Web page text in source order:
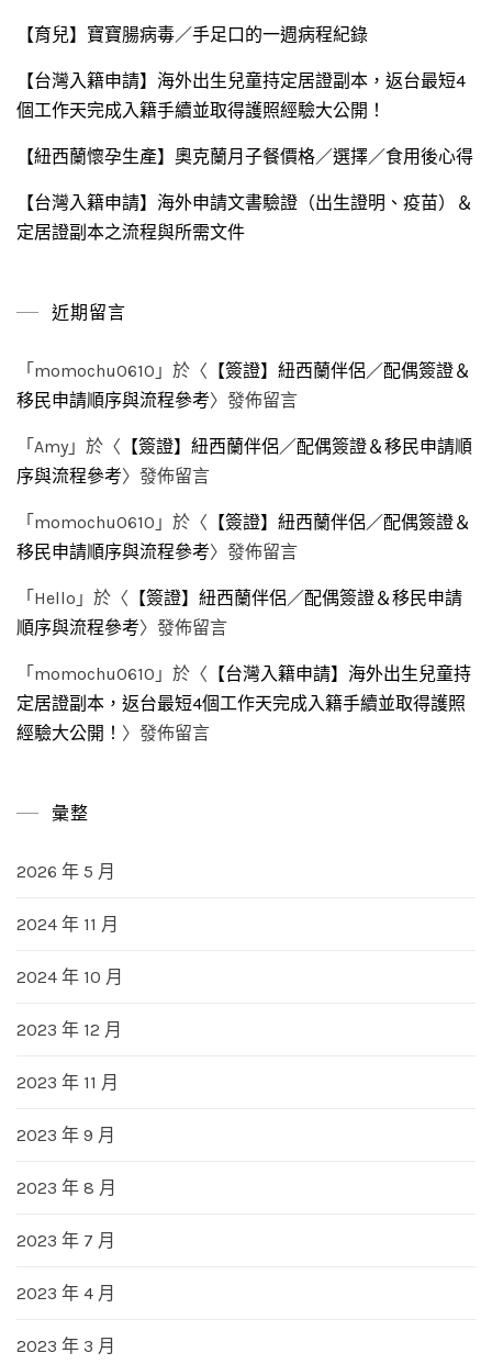
【育兒】寶寶腸病毒／手足口的一週病程紀錄
【台灣入籍申請】海外出生兒童持定居證副本，返台最短4
個工作天完成入籍手續並取得護照經驗大公開！
【紐西蘭懷孕生產】奧克蘭月子餐價格／選擇／食用後心得
【台灣入籍申請】海外申請文書驗證（出生證明、疫苗）＆
定居證副本之流程與所需文件
近期留言
「 momochu0610 」於〈 【簽證】紐西蘭伴侶／配偶簽證＆
移民申請順序與流程參考〉發佈留言
「 Amy 」於〈 【簽證】紐西蘭伴侶／配偶簽證＆移民申請順
序與流程參考〉發佈留言
「 momochu0610 」於〈 【簽證】紐西蘭伴侶／配偶簽證＆
移民申請順序與流程參考〉發佈留言
「 Hello 」於〈 【簽證】紐西蘭伴侶／配偶簽證＆移民申請
順序與流程參考〉發佈留言
「 momochu0610 」於〈 【台灣入籍申請】海外出生兒童持
定居證副本，返台最短4個工作天完成入籍手續並取得護照
經驗大公開！ 〉發佈留言
彙整
2026 年 5 月
2024 年 11 月
2024 年 10 月
2023 年 12 月
2023 年 11 月
2023 年 9 月
2023 年 8 月
2023 年 7 月
2023 年 4 月
2023 年 3 月